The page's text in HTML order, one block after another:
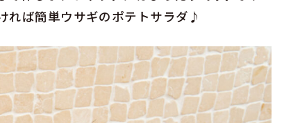
れば簡単ウサギのポテトサラダ♪